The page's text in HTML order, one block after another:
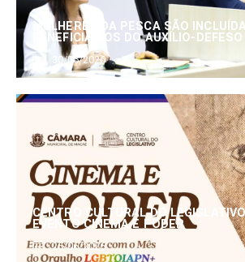
MULHERES DA PESCA SÃO
BENEFICIÁRIOS DO AUXÍLIO-DEFESO
30/06/2026
CENTRO CULTURAL DO
EVENTO CINEMA E PODER
25/06/2026